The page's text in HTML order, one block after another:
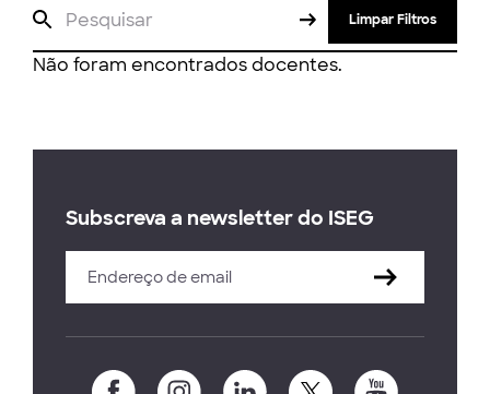
Limpar Filtros
Não foram encontrados docentes.
Subscreva a newsletter do ISEG